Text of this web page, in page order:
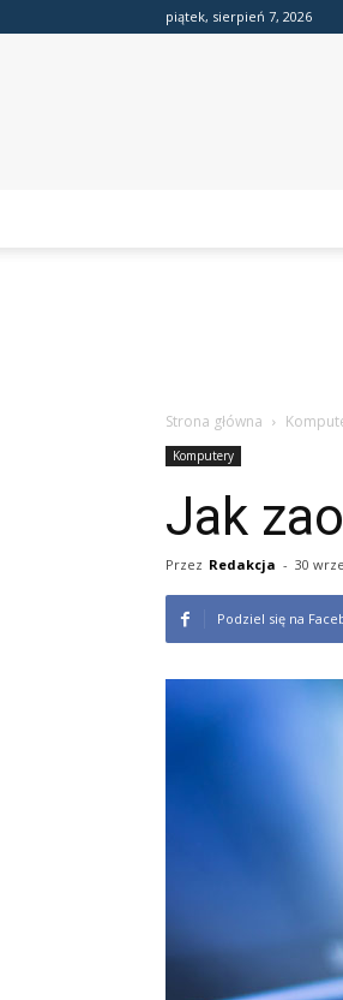
piątek, sierpień 7, 2026
Strona główna
Komputery
Jak
Przez Redakcja - 30
Podziel się na